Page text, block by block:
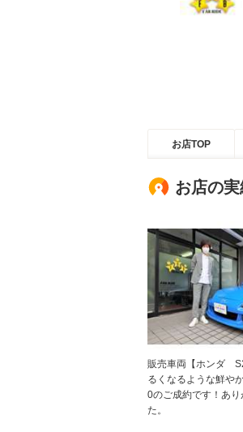
お店TOP
お店の
販売車両【ホンダ
るくなるような鮮や
0のご成約です！あり
た。